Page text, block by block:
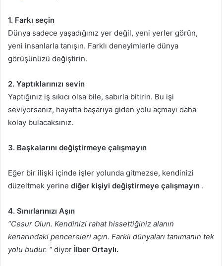
1. Farkı seçin
Dünya sadece yaşadığınız yer değil, yeni yerler görün,
yeni insanlarla tanışın. Farklı deneyimlerle dünya
görüşünüzü değiştirin.
2. Yaptıklarınızı sevin
Yaptığınız iş sıkıcı olsa bile, sabırla bitirin. Bu işi
seviyorsanız, hayatta başarıya giden yolu açmayı daha
kolay bulacaksınız.
3. Başkalarını değiştirmeye çalışmayın
Eğer bir ilişki içinde işler yolunda gitmezse, kendinizi
düzeltmek yerine diğer kişiyi değiştirmeye çalışmayın .
4. Sınırlarınızı Aşın
“Cesur Olun. Kendinizi rahat hissettiğiniz alanın
kenarındaki pencereleri açın. Farklı dünyaları tanımanın tek
yolu budur. “diyor İlber Ortaylı.